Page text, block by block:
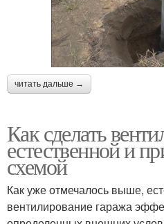
читать дальше →
Как сделать
естественной и
схемой
Как уже отмечалось выше,
вентилирование гаража